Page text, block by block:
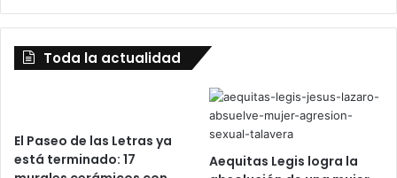
Toda la actualidad
El Paseo de las Letras ya
está terminado: 17
Aequitas Legis logra la